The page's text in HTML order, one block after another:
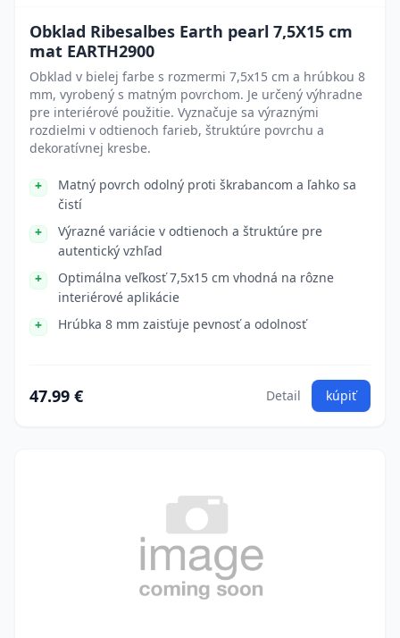
Obklad Ribesalbes Earth pearl 7,5X15 cm
mat EARTH2900
Obklad v bielej farbe s rozmermi 7,5x15 cm a hrúbkou 8
mm, vyrobený s matným povrchom. Je určený výhradne
pre interiérové použitie. Vyznačuje sa výraznými
rozdielmi v odtienoch farieb, štruktúre povrchu a
dekoratívnej kresbe.
Matný povrch odolný proti škrabancom a ľahko sa
čistí
Výrazné variácie v odtienoch a štruktúre pre
autentický vzhľad
Optimálna veľkosť 7,5x15 cm vhodná na rôzne
interiérové aplikácie
Hrúbka 8 mm zaisťuje pevnosť a odolnosť
47.99 € Detail kúpiť